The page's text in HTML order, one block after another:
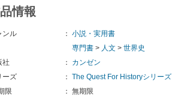
情報
ンル ： 小説・実用書
専門書 > 人文 > 世界史
社
：
カンゼン
ーズ
： The Quest For Historyシリーズ
限
： 無期限